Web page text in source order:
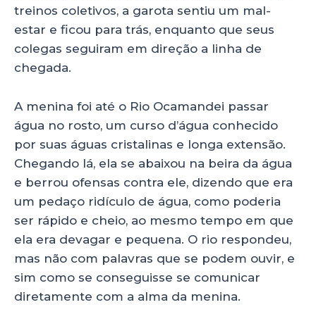
treinos coletivos, a garota sentiu um mal-
estar e ficou para trás, enquanto que seus
colegas seguiram em direção a linha de
chegada.
A menina foi até o Rio Ocamandei passar
água no rosto, um curso d’água conhecido
por suas águas cristalinas e longa extensão.
Chegando lá, ela se abaixou na beira da água
e berrou ofensas contra ele, dizendo que era
um pedaço ridículo de água, como poderia
ser rápido e cheio, ao mesmo tempo em que
ela era devagar e pequena. O rio respondeu,
mas não com palavras que se podem ouvir, e
sim como se conseguisse se comunicar
diretamente com a alma da menina.